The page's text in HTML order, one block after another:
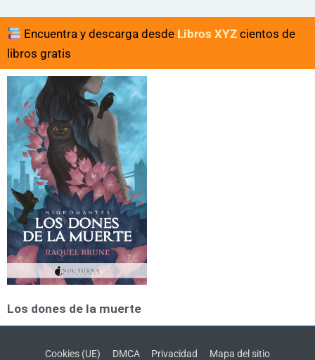
Encuentra y descarga desde Libros XYZcientos de
libros gratis
Los dones de la muerte
Cookies (UE) DMCA Privacidad Mapa del sitio